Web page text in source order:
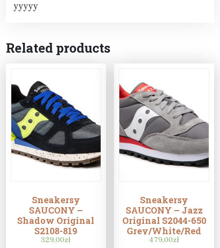
yyyyy
Related products
Sneakersy
SAUCONY –
Shadow Original
S2108-819
Black/Lime/Blue
329,00zł
Sneakersy
SAUCONY – Jazz
Original S2044-650
Grey/White/Red
479,00zł